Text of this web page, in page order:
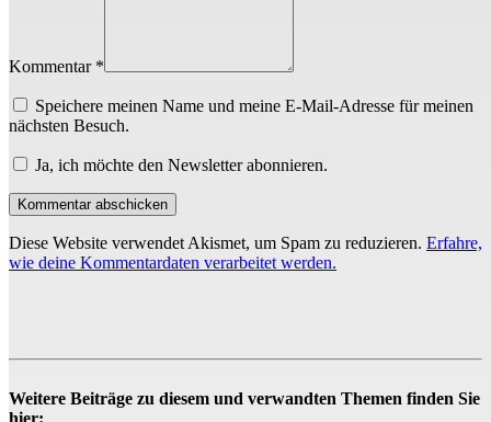
Kommentar *
Speichere meinen Name und meine E-Mail-Adresse für meinen
nächsten Besuch.
Ja, ich möchte den Newsletter abonnieren.
Diese Website verwendet Akismet, um Spam zu reduzieren. Erfahre,
wie deine Kommentardaten verarbeitet werden.
Weitere Beiträge zu diesem und verwandten Themen finden Sie
hier: